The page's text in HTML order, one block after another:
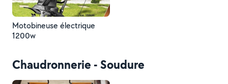
Motobineuse électrique
1200w
Chaudronnerie - Soudure